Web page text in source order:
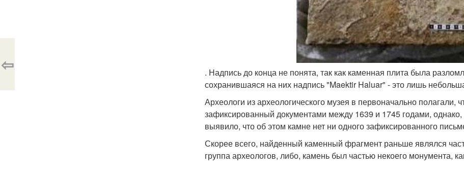
. Надпись до конца не понята, так как каменная плита была
сохранившаяся на них надпись "Maektir Haluar" - это лишь
Археологи из археологического музея в первоначально полагали,
зафиксированный документами между 1639 и 1745 годами,
выявило, что об этом камне нет ни одного зафиксированного
Скорее всего, найденный каменный фрагмент раньше являлся
группа археологов, либо, камень был частью некоего монумента,
⇦